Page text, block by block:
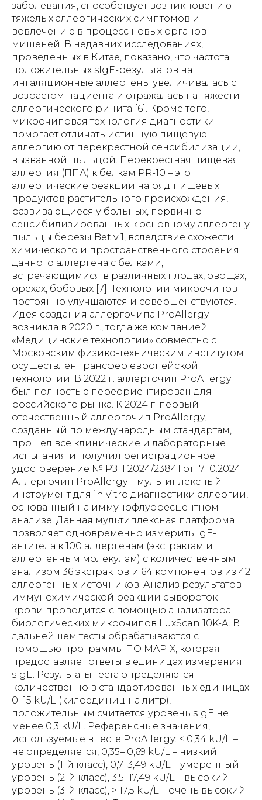
заболевания, способствует возникновению
тяжелых аллергических симптомов и
вовлечению в процесс новых органов-
мишеней. В недавних исследованиях,
проведенных в Китае, показано, что частота
положительных sIgE-результатов на
ингаляционные аллергены увеличивалась с
возрастом пациента и отражалась на тяжести
аллергического ринита [6]. Кроме того,
микрочиповая технология диагностики
помогает отличать истинную пищевую
аллергию от перекрестной сенсибилизации,
вызванной пыльцой. Перекрестная пищевая
аллергия (ППА) к белкам PR-10 – это
аллергические реакции на ряд пищевых
продуктов растительного происхождения,
развивающиеся у больных, первично
сенсибилизированных к основному аллергену
пыльцы березы Bet v 1, вследствие схожести
химического и пространственного строения
данного аллергена с белками,
встречающимися в различных плодах, овощах,
орехах, бобовых [7]. Технологии микрочипов
постоянно улучшаются и совершенствуются.
Идея создания аллергочипа ProAllergy
возникла в 2020 г., тогда же компанией
«Медицинские технологии» совместно с
Московским физико-техническим институтом
осуществлен трансфер европейской
технологии. В 2022 г. аллергочип ProAllergy
был полностью переориентирован для
российского рынка. К 2024 г. первый
отечественный аллергочип ProAllergy,
созданный по международным стандартам,
прошел все клинические и лабораторные
испытания и получил регистрационное
удостоверение № РЗН 2024/23841 от 17.10.2024.
Аллергочип ProAllergy – мультиплексный
инструмент для in vitro диагностики аллергии,
основанный на иммунофлуоресцентном
анализе. Данная мультиплексная платформа
позволяет одновременно измерить IgE-
антитела к 100 аллергенам (экстрактам и
аллергенным молекулам) с количественным
анализом 36 экстрактов и 64 компонентов из 42
аллергенных источников. Анализ результатов
иммунохимической реакции сывороток
крови проводится с помощью анализатора
биологических микрочипов LuxScan 10K-A. В
дальнейшем тесты обрабатываются с
помощью программы ПО MAPIX, которая
предоставляет ответы в единицах измерения
sIgE. Результаты теста определяются
количественно в стандартизованных единицах
0–15 kU/L (килоединиц на литр),
положительным считается уровень sIgE не
менее 0,3 kU/L. Референсные значения,
используемые в тесте ProAllergy: < 0,34 kU/L –
не определяется, 0,35– 0,69 kU/L – низкий
уровень (1-й класс), 0,7–3,49 kU/L – умеренный
уровень (2-й класс), 3,5–17,49 kU/L – высокий
уровень (3-й класс), > 17,5 kU/L – очень высокий